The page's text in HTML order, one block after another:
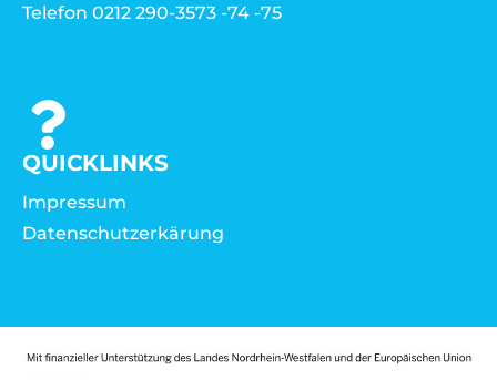
Telefon 0212 290-3573 -74 -75
QUICKLINKS
Impressum
Datenschutzerkärung